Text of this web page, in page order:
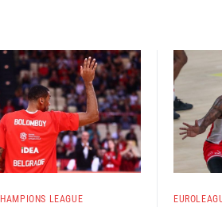
LEAGUE